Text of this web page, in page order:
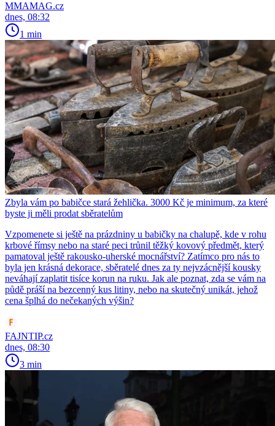
MMAMAG.cz
dnes, 08:32
1 min
Zbyla vám po babičce stará žehlička. 3000 Kč je minimum, za které
byste ji měli prodat sběratelům
Vzpomenete si ještě na prázdniny u babičky na chalupě, kde v rohu
krbové římsy nebo na staré peci trůnil těžký kovový předmět, který
pamatoval ještě rakousko-uherské mocnářství? Zatímco pro nás to
byla jen krásná dekorace, sběratelé dnes za ty nejvzácnější kousky
neváhají zaplatit tisíce korun na ruku. Jak ale poznat, zda se vám na
půdě práší na bezcenný kus litiny, nebo na skutečný unikát, jehož
cena šplhá do nečekaných výšin?
FAJNTIP.cz
dnes, 08:30
3 min